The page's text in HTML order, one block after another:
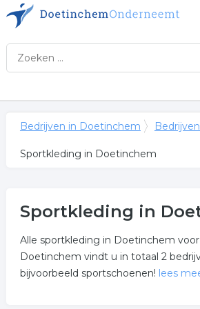
Bedrijven in Doetinchem
Sportkleding in Doetinchem
Sportkleding in
Alle sportkleding in Doetinchem
Doetinchem vindt u in totaal 2
bijvoorbeeld sportschoenen! lees